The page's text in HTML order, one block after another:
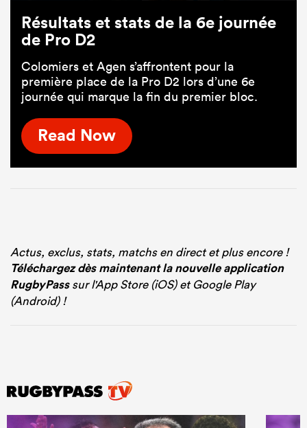
Résultats et stats de la 6e journée
de Pro D2
Colomiers et Agen s’affrontent pour la
première place de la Pro D2 lors d’une 6e
journée qui marque la fin du premier bloc.
Read Now
Actus, exclus, stats, matchs en direct et plus encore !
Téléchargez dès maintenant la nouvelle application
RugbyPasssur l'App Store (iOS) et Google Play
(Android) !